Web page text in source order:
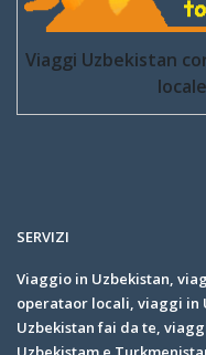
Viaggi Uzbekistan
locale
SERVIZI
Viaggio in Uzbekistan,
operataor locali, viaggi in
Uzbekistan fai da te,